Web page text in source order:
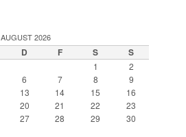
AUGUST 2026
D F S S
1
2
6 7 8
9
13 14 15
16
20 21 22
23
27 28 29
30